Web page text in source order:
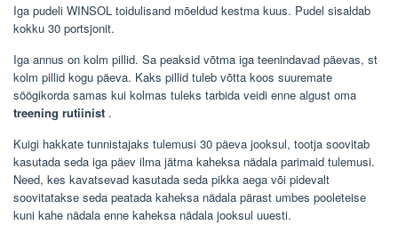
Iga pudeli WINSOL toidulisand mõeldud kestma kuus. Pudel sisaldab
kokku 30 portsjonit.
Iga annus on kolm pillid. Sa peaksid võtma iga teenindavad päevas, st
kolm pillid kogu päeva. Kaks pillid tuleb võtta koos suuremate
söögikorda samas kui kolmas tuleks tarbida veidi enne algust oma
treening rutiinist .
Kuigi hakkate tunnistajaks tulemusi 30 päeva jooksul, tootja soovitab
kasutada seda iga päev ilma jätma kaheksa nädala parimaid tulemusi.
Need, kes kavatsevad kasutada seda pikka aega või pidevalt
soovitatakse seda peatada kaheksa nädala pärast umbes pooleteise
kuni kahe nädala enne kaheksa nädala jooksul uuesti.